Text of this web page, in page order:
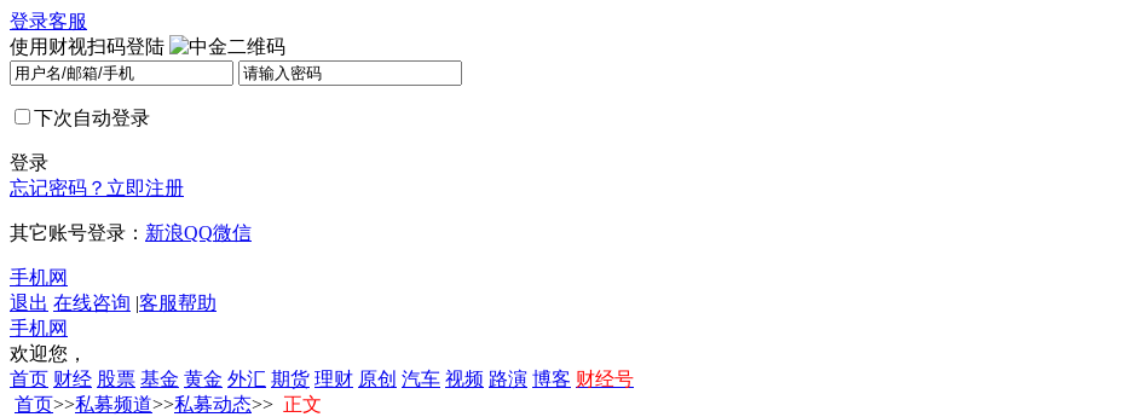
登录客服
使用财视扫码登陆
下次自动登录
登录
忘记密码？ 立即注册
其它账号登录： 新浪QQ微信
手机网
退出 在线咨询 |客服帮助
手机网
欢迎您，
首页 财经 股票 基金 黄金 外汇 期货 理财 原创 汽车 视频 路演 博客 财经号
首页>>私募频道>>私募动态>> 正文